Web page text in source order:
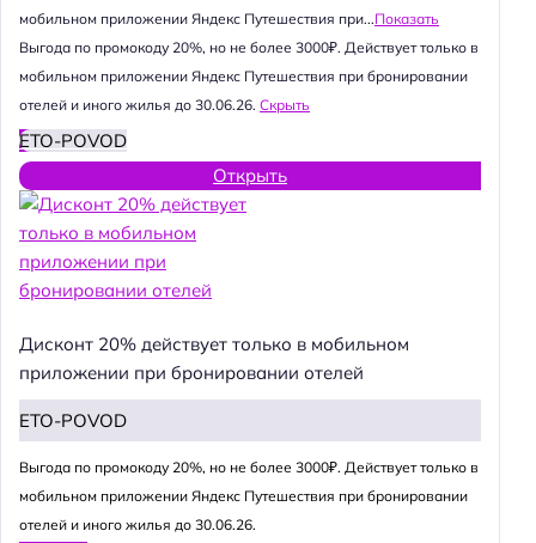
мобильном приложении Яндекс Путешествия при...Показать
Выгода по промокоду 20%, но не более 3000₽. Действует только в
мобильном приложении Яндекс Путешествия при бронировании
отелей и иного жилья до 30.06.26. Скрыть
ETO-POVOD
Открыть
Дисконт 20% действует только в мобильном
приложении при бронировании отелей
ETO-POVOD
Выгода по промокоду 20%, но не более 3000₽. Действует только в
мобильном приложении Яндекс Путешествия при бронировании
отелей и иного жилья до 30.06.26.